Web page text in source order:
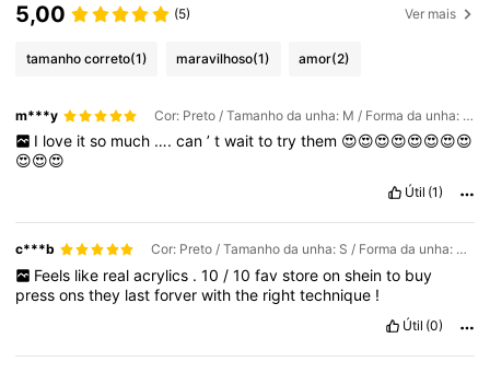
5,00 (5) Ver mais
tamanho correto(1) maravilhoso(1) amor(2)
m***y Cor: Preto / Tamanho da unha: M / Forma da unha: Quadrado
I love it so much …. can ’ t wait to try them 😍😍😍😍😍😍😍😍
😍😍😍
Útil (1)
c***b Cor: Preto / Tamanho da unha: S / Forma da unha: Quadrado
Feels like real acrylics . 10 / 10 fav store on shein to buy
pressonsthey lastforverwiththe righttechnique !
Útil (0)